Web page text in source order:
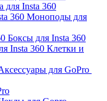
для Insta 360
Моноподы для
Боксы для Insta 360
Клетки и
для GoPro